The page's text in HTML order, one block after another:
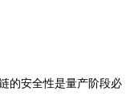
安全性是量产阶段必